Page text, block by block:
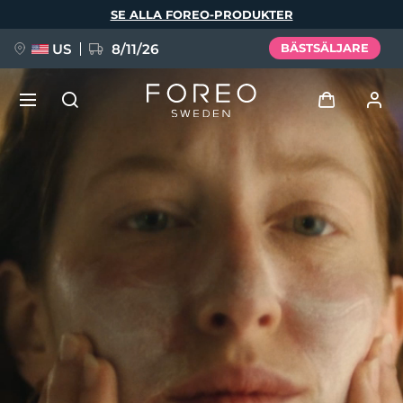
SE ALLA FOREO-PRODUKTER
US 8/11/26 BÄSTSÄLJARE
Logga in
Användarprofil
Mina enheter
Mina beställningar
Mina adresser
Mina prenumerationer
BREAKING NEWS
issa™ Teeth Whitening Set
Español
Français
Português
Polski
Русский
Türkçe
繁體中文